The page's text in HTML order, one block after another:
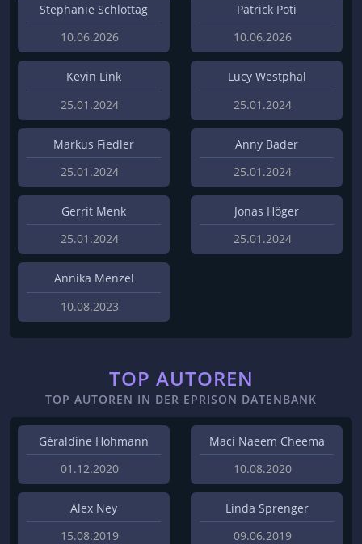
Stephanie Schlottag
10.06.2026
Patrick Poti
10.06.2026
Kevin Link
25.01.2024
Lucy Westphal
25.01.2024
Markus Fiedler
25.01.2024
Anny Bader
25.01.2024
Gerrit Menk
25.01.2024
Jonas Höger
25.01.2024
Annika Menzel
10.08.2023
TOP AUTOREN
TOP AUTOREN IN DER EPRISON DATENBANK
Géraldine Hohmann
01.12.2020
Maci Naeem Cheema
10.08.2020
Alex Ney
15.08.2019
Linda Sprenger
09.06.2019